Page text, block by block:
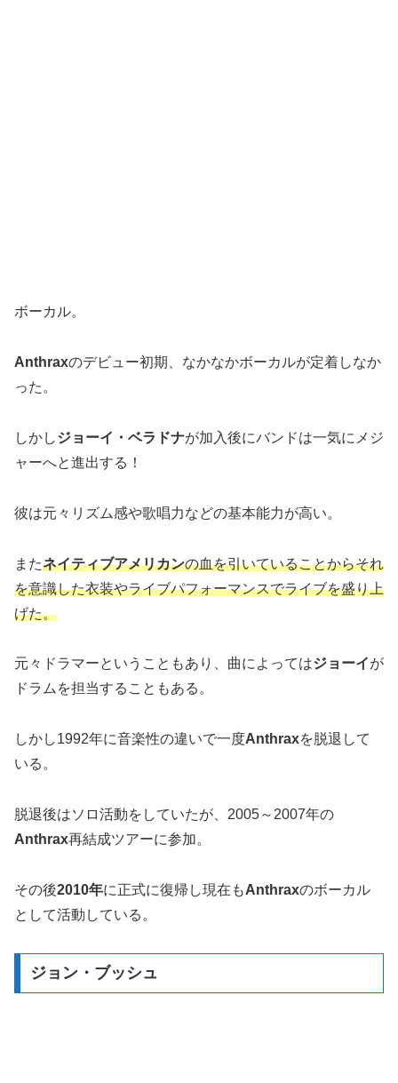
ボーカル。
Anthraxのデビュー初期、なかなかボーカルが定着しなか
った。
しかしジョーイ・ベラドナが加入後にバンドは一気にメジ
ャーへと進出する！
彼は元々リズム感や歌唱力などの基本能力が高い。
またネイティブアメリカンの血を引いていることからそれ
を意識した衣装やライブパフォーマンスでライブを盛り上
げた。
元々ドラマーということもあり、曲によってはジョーイが
ドラムを担当することもある。
しかし1992年に音楽性の違いで一度Anthraxを脱退して
いる。
脱退後はソロ活動をしていたが、2005～2007年の
Anthrax再結成ツアーに参加。
その後2010年に正式に復帰し現在もAnthraxのボーカル
として活動している。
ジョン・ブッシュ